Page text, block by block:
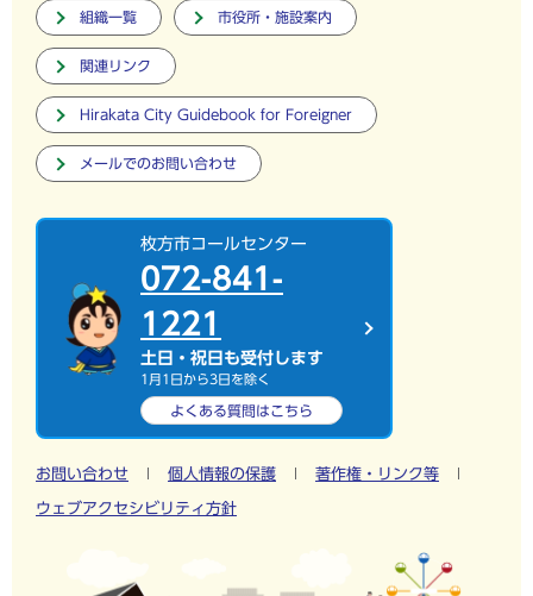
組織一覧 市役所・施設案内
関連リンク
Hirakata City Guidebook for Foreigner
メールでのお問い合わせ
枚方市コールセンター
072-841-
1221
土日・祝日も受付します
1月1日から3日を除く
よくある質問はこちら
お問い合わせ 個人情報の保護 著作権・リンク等
ウェブアクセシビリティ方針